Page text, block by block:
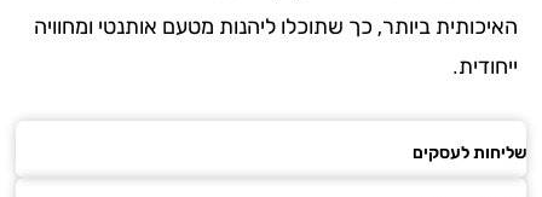
ביותר, כך שתוכלו ליהנות מטעם אותנטי ומחוויה
לעסקים